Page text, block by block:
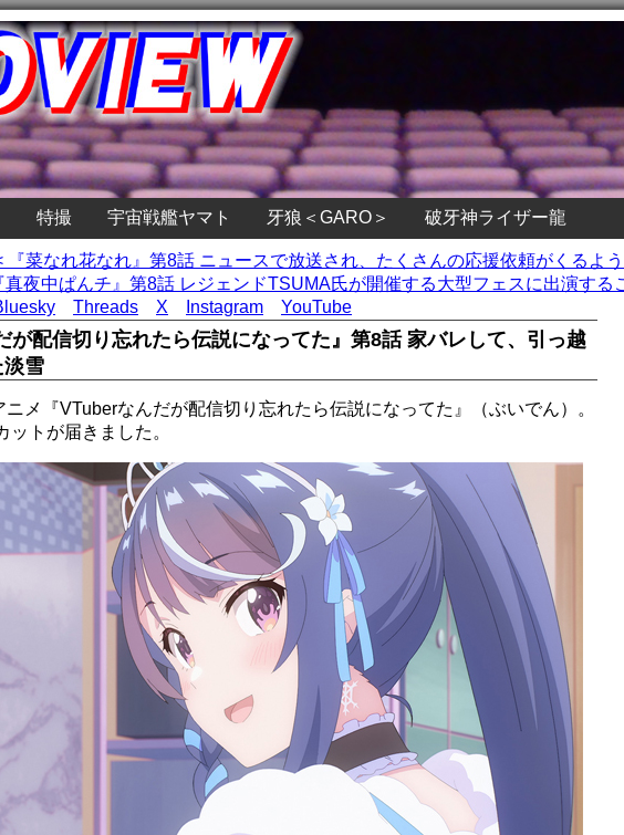
特撮 宇宙戦艦ヤマト 牙狼＜GARO＞ 破牙神ライザー龍
『菜なれ花なれ』第8話 ニュースで放送され、たくさんの応援依頼がくるよ
真夜中ぱんチ』第8話 レジェンドTSUMA氏が開催する大型フェスに出演する
Threads X Instagram YouTube
が配信切り忘れたら伝説になってた』第8話 家バレして、引っ越
淡雪
メ『VTuberなんだが配信切り忘れたら伝説になってた』（ぶいでん）。
ットが届きました。